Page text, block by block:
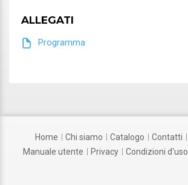
Ingegnere
Ingegnere junior
ALLEGATI
Programma
home chi siamo catalogo contatti
manuale utente
privacy condizioni d'uso